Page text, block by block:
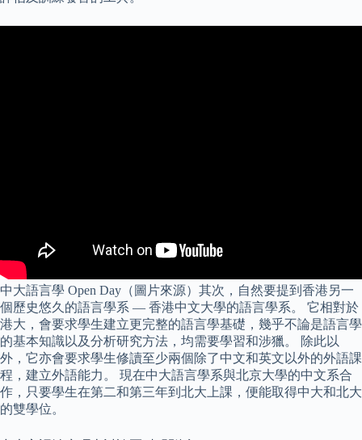
中大語言學 Open Day（圖片來源）其次，自然要提到香港另一
個歷史悠久的語言學系 — 香港中文大學的語言學系。 它相對於
港大，會要求學生建立更完整的語言學基礎，幾乎不論是語言學
的基本知識以及分析研究方法，均需要學習和涉獵。 除此以
外，它亦會要求學生修讀至少兩個除了中文和英文以外的外語課
程，建立外語能力。 現在中大語言學系與北京大學的中文系合
作，只要學生在第二和第三年到北大上課，便能取得中大和北大
的雙學位。